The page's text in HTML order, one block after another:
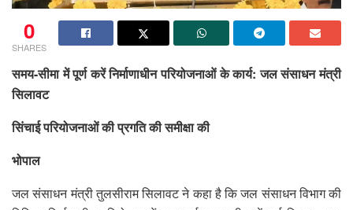
0
SHARES
समय-सीमा में पूर्ण करें निर्माणाधीन परियोजनाओं के कार्य: जल संसाधन मंत्री
सिलावट
सिंचाई परियोजनाओं की प्रगति की समीक्षा की
भोपाल
जल संसाधन मंत्री तुलसीराम सिलावट ने कहा है कि जल संसाधन विभाग की